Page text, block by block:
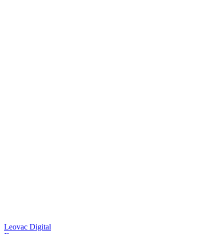
Leovac Digital